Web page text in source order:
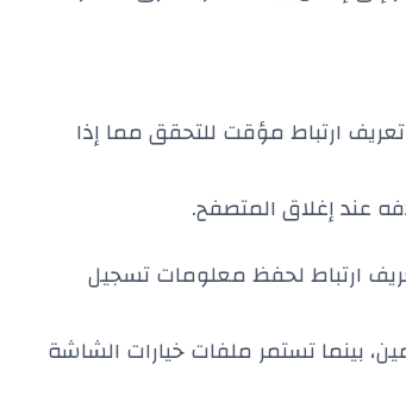
ارتباط مؤقت للتحقق مما إذا
عند إغلاق المتصفح.
ارتباط لحفظ معلومات تسجيل
بينما تستمر ملفات خيارات الشاشة